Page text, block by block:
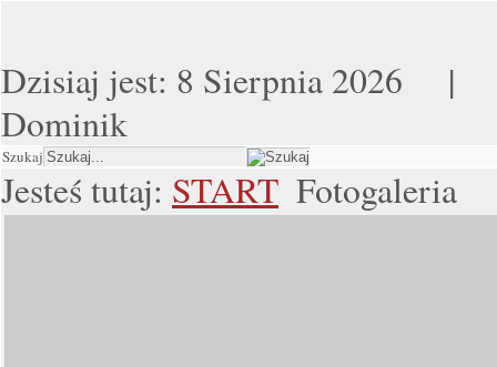
Dzisiaj jest: 8 Sierpnia 2026
Dominik
Szukaj
Jesteś tutaj: START Fotogaleria